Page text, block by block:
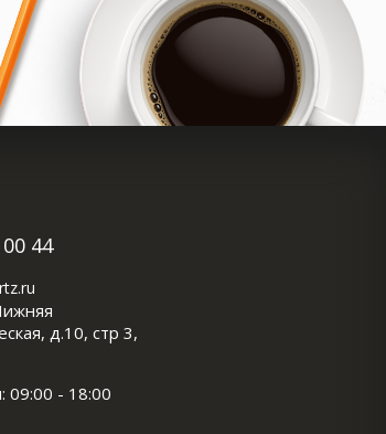
44
д.10, стр 3,
09:00 - 18:00